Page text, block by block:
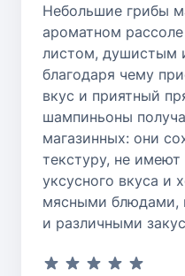
Небольшие грибы
ароматном
листом, душистым
благодаря чему
вкус и приятный
шампиньоны
магазинных: они
текстуру, не
уксусного вкуса и
мясными блюдами,
и различными